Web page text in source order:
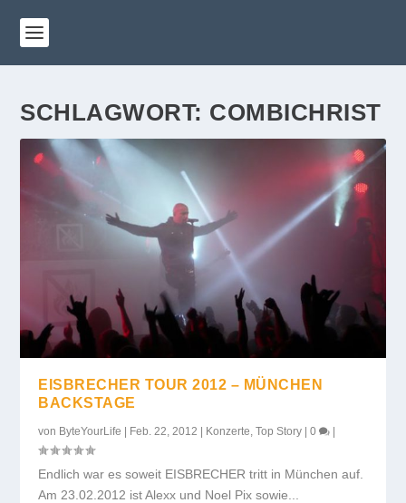
SCHLAGWORT: COMBICHRIST
EISBRECHER TOUR 2012 – MÜNCHEN
BACKSTAGE
von ByteYourLife | Feb. 22, 2012 | Konzerte ,Top Story |0 |
Endlich war es soweit EISBRECHER tritt in München auf.
Am 23.02.2012 ist Alexx und Noel Pix sowie...